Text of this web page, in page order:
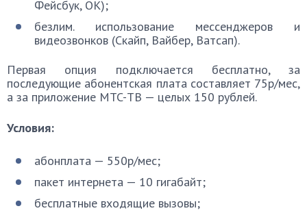
Фейсбук, OK);
безлим. использование мессенджеров и
видеозвонков (Скайп, Вайбер, Ватсап).
Первая опция подключается бесплатно, за
последующие абонентская плата составляет 75p/мес,
а за приложение MTC-ТВ — целых 150 рублей.
Условия:
абонплата — 550p/мес;
пакет интернета — 10 гигабайт;
бесплатные входящие вызовы;